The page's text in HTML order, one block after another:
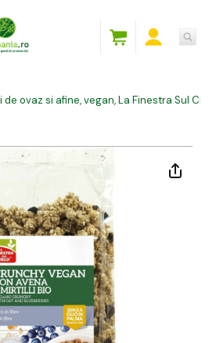
ovaz si afine, vegan, La Finestra Sul